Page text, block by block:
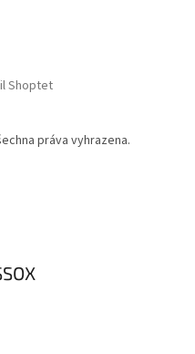
Shoptet
práva vyhrazena.